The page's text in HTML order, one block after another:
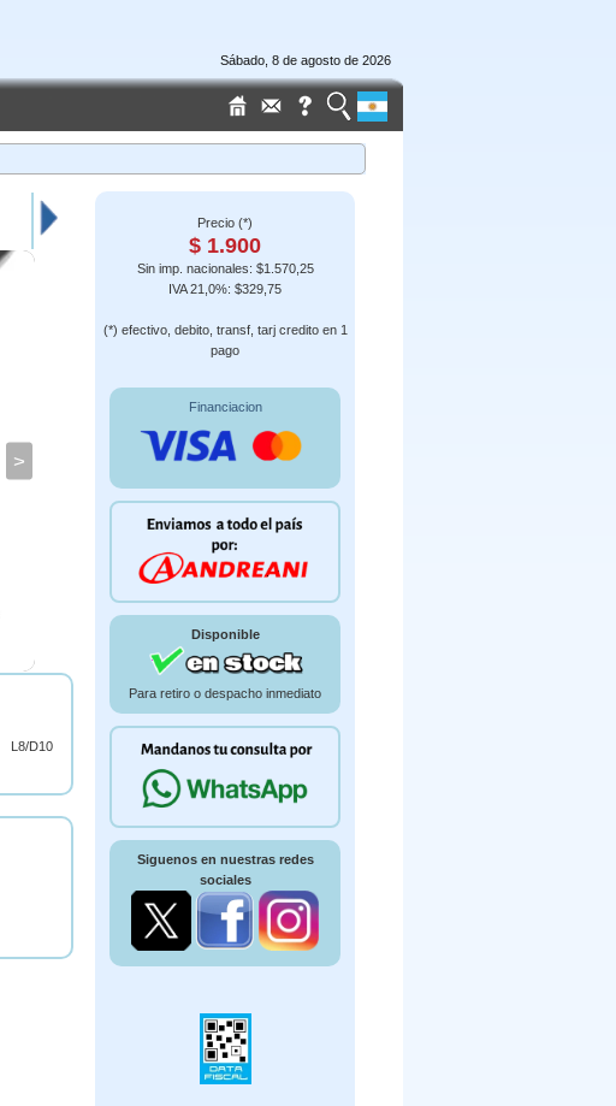
Sábado, 8 de agosto de 2026
>
L8/D10
Precio (*)
$ 1.900
Sin imp. nacionales: $1.570,25
IVA 21,0%: $329,75
(*) efectivo, debito, transf, tarj credito en 1
pago
Financiacion
Disponible
Para retiro o despacho inmediato
Siguenos en nuestras redes
sociales